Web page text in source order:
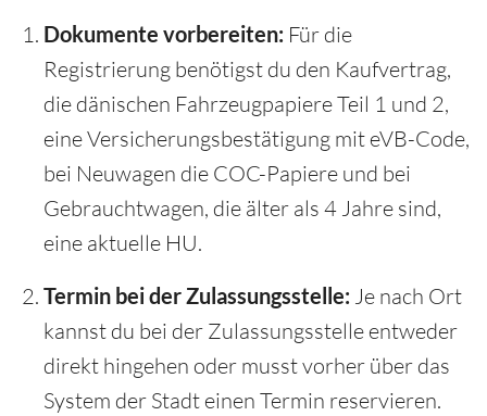
Dokumente vorbereiten: Für die
Registrierung benötigst du den Kaufvertrag,
die dänischen Fahrzeugpapiere Teil 1 und 2,
eine Versicherungsbestätigung mit eVB-Code,
bei Neuwagen die COC-Papiere und bei
Gebrauchtwagen, die älter als 4 Jahre sind,
eine aktuelle HU.
Termin bei der Zulassungsstelle: Je nach Ort
kannst du bei der Zulassungsstelle entweder
direkt hingehen oder musst vorher über das
System der Stadt einen Termin reservieren.